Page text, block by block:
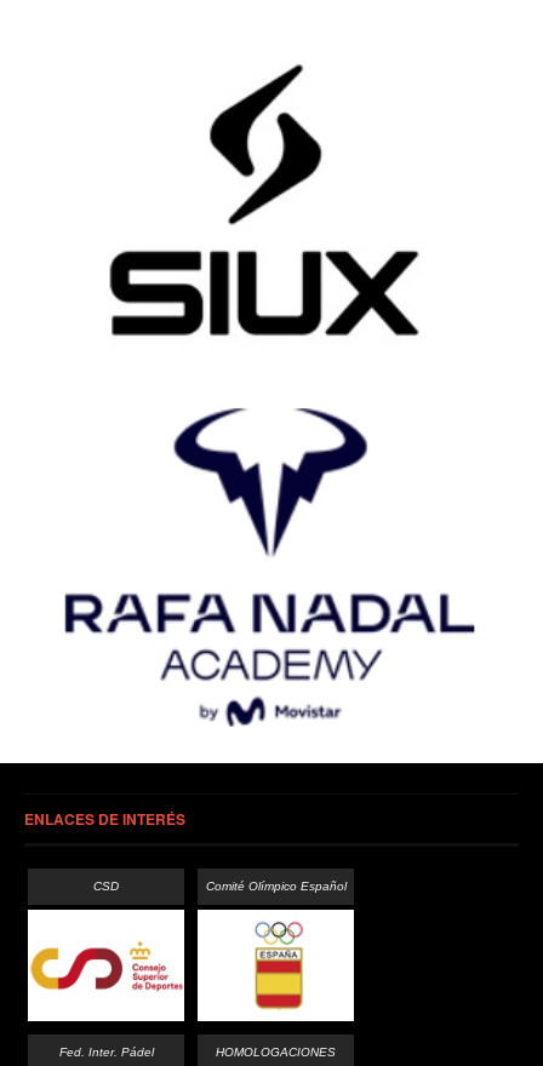
ENLACES DE INTERÉS
CSD Comité Olímpico Español
Fed. Inter. Pádel HOMOLOGACIONES